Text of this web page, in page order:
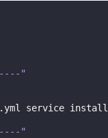
"
service install
"